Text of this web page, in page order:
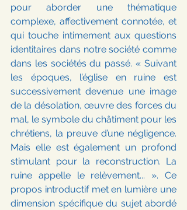
pour aborder une thématique
complexe, affectivement connotée, et
qui touche intimement aux questions
identitaires dans notre société comme
dans les sociétés du passé. « Suivant
les époques, l’église en ruine est
successivement devenue une image
de la désolation, œuvre des forces du
mal, le symbole du châtiment pour les
chrétiens, la preuve d’une négligence.
Mais elle est également un profond
stimulant pour la reconstruction. La
ruine appelle le relèvement... ». Ce
propos introductif met en lumière une
dimension spécifique du sujet abordé